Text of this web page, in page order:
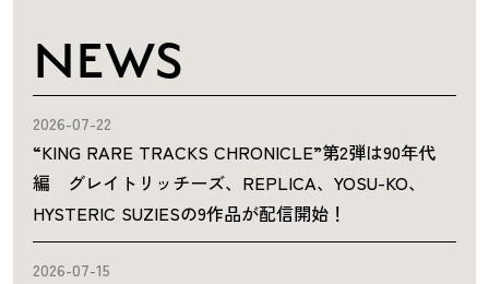
NEWS
2026-07-22
“KING RARE TRACKS CHRONICLE”第2弾は90年代
編 グレイトリッチーズ、REPLICA、YOSU-KO、
HYSTERIC SUZIESの9作品が配信開始！
2026-07-15